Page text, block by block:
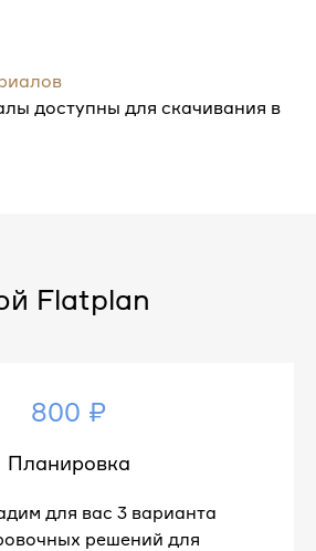
доступны для скачивания в
Flatplan
800 ₽
Планировка
для вас 3 варианта
решений для